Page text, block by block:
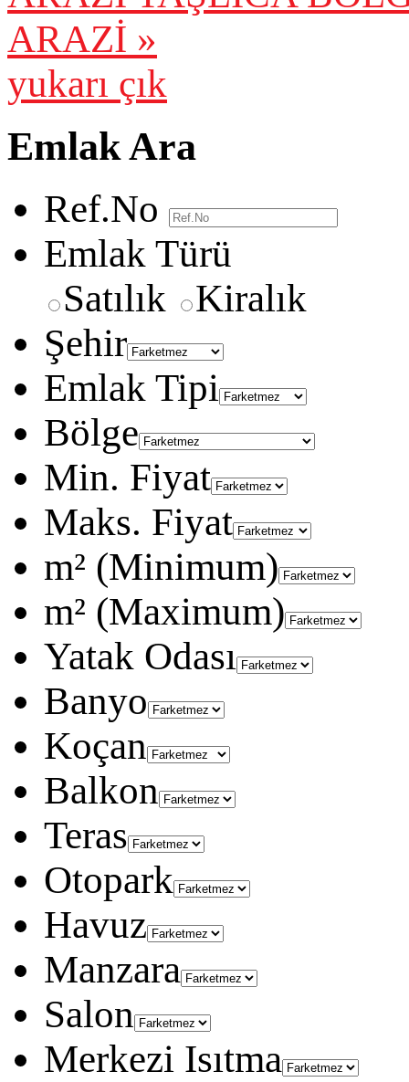
ARAZİ »
yukarı çık
Emlak Ara
Ref.No
Emlak Türü
Satılık
Kiralık
Şehir
Emlak Tipi
Bölge
Min. Fiyat
Maks. Fiyat
m² (Minimum)
m² (Maximum)
Yatak Odası
Banyo
Koçan
Balkon
Teras
Otopark
Havuz
Manzara
Salon
Merkezi Isıtma